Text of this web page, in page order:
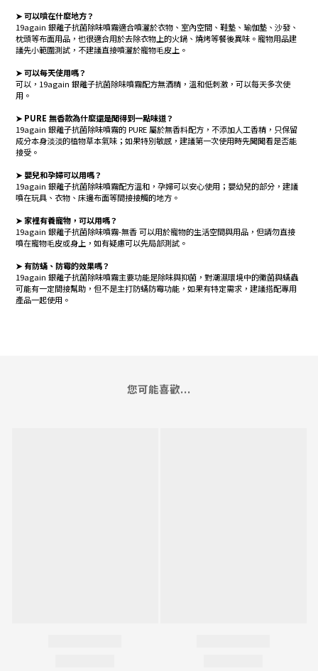
➤ 可以噴在什麼地方？
19again 銀離子抗菌除味噴霧適合噴灑於衣物、室內空間、鞋墊、瑜伽墊、沙發、
枕頭等布面用品，也很適合用於去除衣物上的火鍋、燒烤等餐後異味。寵物用品建
議先小範圍測試，不建議直接噴灑於寵物毛皮上。
➤ 可以每天使用嗎？
可以，19again 銀離子抗菌除味噴霧配方無酒精，溫和低刺激，可以每天多次使
用。
➤ PURE 無香款為什麼還是聞得到一點味道？
19again 銀離子抗菌除味噴霧的 PURE 屬於無香料配方，不添加人工香精，只保留
成分本身淡淡的植物草本氣味；如果特別敏感，建議第一次使用時先聞聞看是否能
接受。
➤ 嬰兒和孕婦可以用嗎？
19again 銀離子抗菌除味噴霧配方溫和，孕婦可以安心使用；嬰幼兒的部分，建議
噴在玩具、衣物、床邊布面等間接接觸的地方。
➤ 家裡有養寵物，可以用嗎？
19again 銀離子抗菌除味噴霧-無香 可以用於寵物的生活空間與用品，但請勿直接
噴在寵物毛皮或身上，如有疑慮可以先局部測試。
➤ 有防蟎、防霉的效果嗎？
19again 銀離子抗菌除味噴霧主要功能是除味與抑菌，對潮濕環境中的黴菌與蟎蟲
可能有一定間接幫助，但不是主打防蟎防霉功能，如果有特定需求，建議搭配專用
產品一起使用。
您可能喜歡...